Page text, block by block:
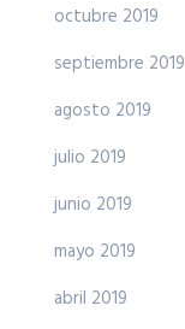
octubre 2019
septiembre 2019
agosto 2019
julio 2019
junio 2019
mayo 2019
abril 2019